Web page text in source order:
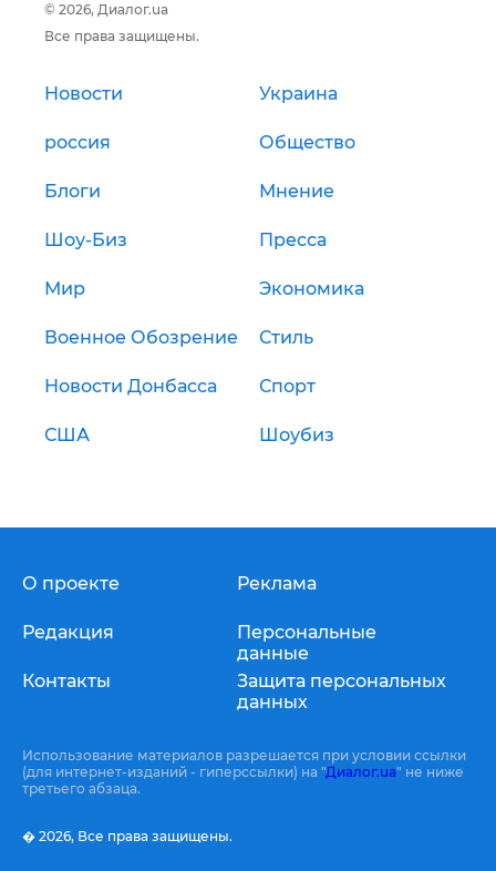
© 2026, Диалог.ua
Все права защищены.
Новости Украина
россия Общество
Блоги Мнение
Шоу-Биз Пресса
Мир Экономика
Военное Обозрение Стиль
Новости Донбасса Спорт
США Шоубиз
О проекте
Редакция
Контакты
Реклама
Персональные
данные
Защита персональных
данных
Использование материалов разрешается при условии ссылки
(для интернет-изданий - гиперссылки) на "Диалог.ua" не ниже
третьего абзаца.
� 2026, Все права защищены.